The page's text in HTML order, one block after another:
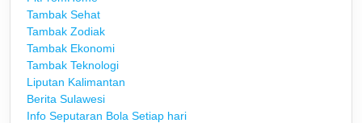
Tambak Sehat
Tambak Zodiak
Tambak Ekonomi
Tambak Teknologi
Liputan Kalimantan
Berita Sulawesi
Info Seputaran Bola Setiap hari